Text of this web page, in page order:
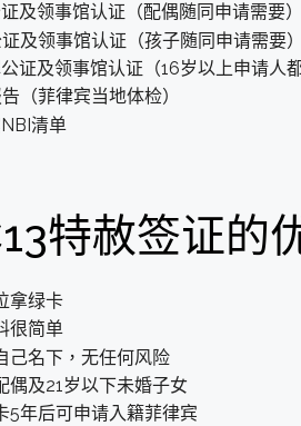
及领事馆认证（配偶随同申请需要）
及领事馆认证（孩子随同申请需要）
证及领事馆认证（16岁以上申请人都
（菲律宾当地体检）
清单
特赦签证的
拿绿卡
很简单
己名下，无任何风险
偶及21岁以下未婚子女
5年后可申请入籍菲律宾